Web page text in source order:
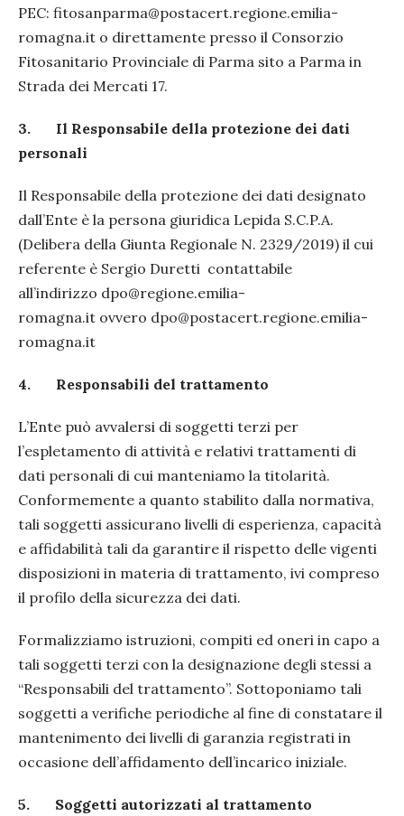
PEC: fitosanparma@postacert.regione.emilia-
romagna.it o direttamente presso il Consorzio
Fitosanitario Provinciale di Parma sito a Parma in
Strada dei Mercati 17.
3. Il Responsabile della protezione dei dati
personali
Il Responsabile della protezione dei dati designato
dall’Ente è la persona giuridica Lepida S.C.P.A.
(Delibera della Giunta Regionale N. 2329/2019) il cui
referente è Sergio Duretti contattabile
all’indirizzo dpo@regione.emilia-
romagna.it ovvero dpo@postacert.regione.emilia-
romagna.it
4. Responsabili del trattamento
L’Ente può avvalersi di soggetti terzi per
l’espletamento di attività e relativi trattamenti di
dati personali di cui manteniamo la titolarità.
Conformemente a quanto stabilito dalla normativa,
tali soggetti assicurano livelli di esperienza, capacità
e affidabilità tali da garantire il rispetto delle vigenti
disposizioni in materia di trattamento, ivi compreso
il profilo della sicurezza dei dati.
Formalizziamo istruzioni, compiti ed oneri in capo a
tali soggetti terzi con la designazione degli stessi a
“Responsabili del trattamento”. Sottoponiamo tali
soggetti a verifiche periodiche al fine di constatare il
mantenimento dei livelli di garanzia registrati in
occasione dell’affidamento dell’incarico iniziale.
5. Soggetti autorizzati al trattamento